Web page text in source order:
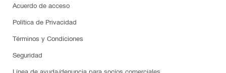
Acuerdo de acceso
Política de Privacidad
Términos y Condiciones
Seguridad
Línea de ayuda/denuncia para socios comerciales